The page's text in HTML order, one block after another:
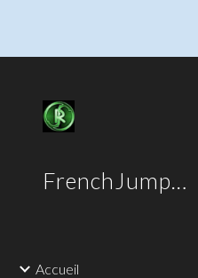
FrenchJumper
Accueil